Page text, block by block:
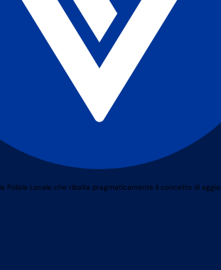
Polizia Locale che ribalta pragmaticamente il concetto di